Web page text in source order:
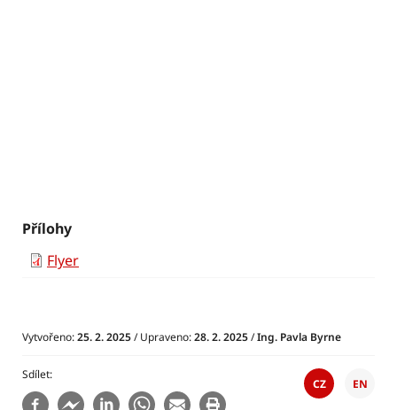
Přílohy
Flyer
Vytvořeno:25. 2. 2025/ Upraveno:28. 2. 2025/Ing. Pavla Byrne
Sdílet
CZ EN